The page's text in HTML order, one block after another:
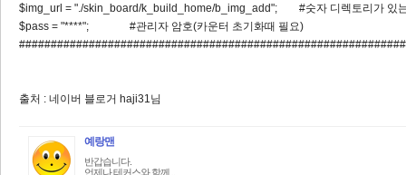
$img_url = "./skin_board/k_build_home/b_img_add"; #숫자 디렉토리가 있
$pass = "****"; #관리자 암호(카운터 초기화때 필요)
출처 : 네이버 블로거 haji31님
예랑맨
반갑습니다.
언제나 테커스와 함께...